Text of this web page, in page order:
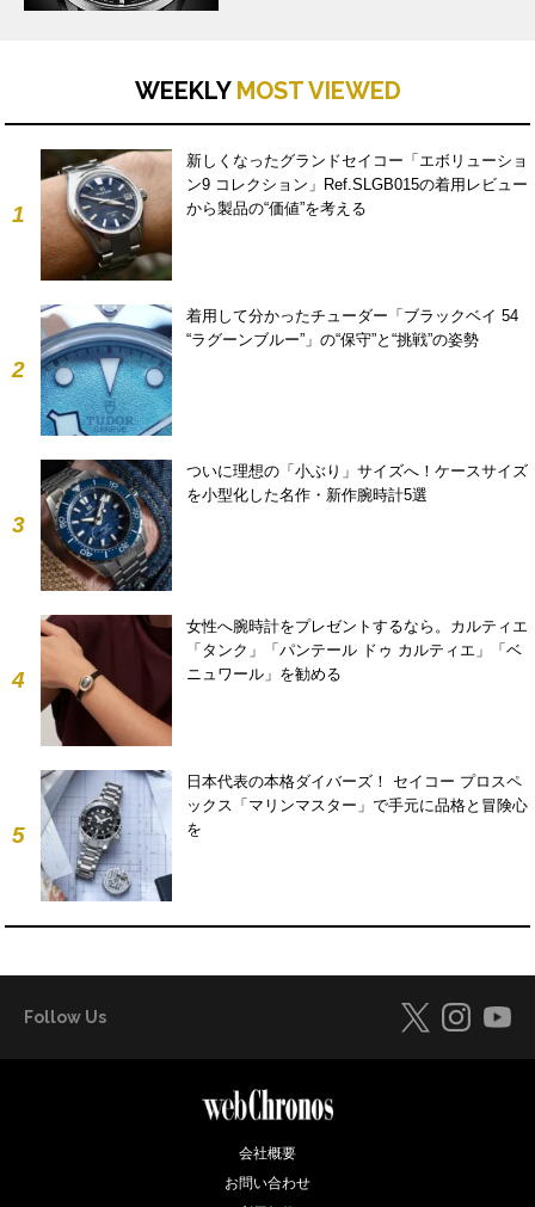
WEEKLY MOST VIEWED
1
新しくなったグランドセイコー「エボリューショ
ン9 コレクション」Ref.SLGB015の着用レビュー
から製品の“価値”を考える
2
着用して分かったチューダー「ブラックベイ 54
“ラグーンブルー”」の“保守”と“挑戦”の姿勢
3
ついに理想の「小ぶり」サイズへ！ケースサイズ
を小型化した名作・新作腕時計5選
4
女性へ腕時計をプレゼントするなら。カルティエ
「タンク」「パンテール ドゥ カルティエ」「ベ
ニュワール」を勧める
5
日本代表の本格ダイバーズ！ セイコー プロスペ
ックス「マリンマスター」で手元に品格と冒険心
を
Follow Us
会社概要
お問い合わせ